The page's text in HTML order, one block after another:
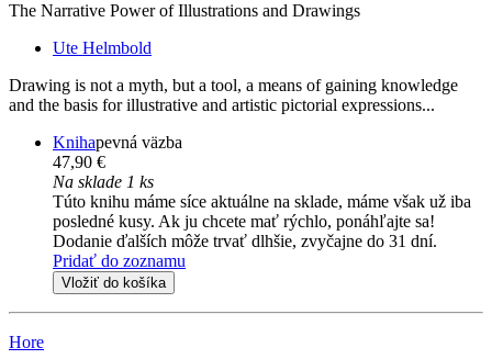
The Narrative Power of Illustrations and Drawings
Ute Helmbold
Drawing is not a myth, but a tool, a means of gaining knowledge
and the basis for illustrative and artistic pictorial expressions...
Knihapevná väzba
47,90 €
Na sklade 1 ks
Túto knihu máme síce aktuálne na sklade, máme však už iba
posledné kusy. Ak ju chcete mať rýchlo, ponáhľajte sa!
Dodanie ďalších môže trvať dlhšie, zvyčajne do 31 dní.
Pridať do zoznamu
Vložiť do košíka
Hore